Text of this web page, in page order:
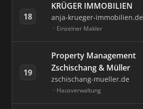
18
KRÜGER IMMOBILIEN
anja-krueger-immobilien.de
Einzelner Makler
19
Property Management
Zschischang & Müller
zschischang-mueller.de
Hausverwaltung